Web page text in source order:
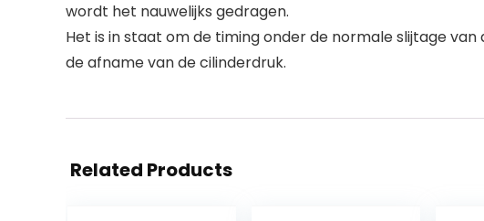
wordt het nauwelijks gedragen.
Het is in staat om de timing onder de normale slijtage
de afname van de cilinderdruk.
Related Products